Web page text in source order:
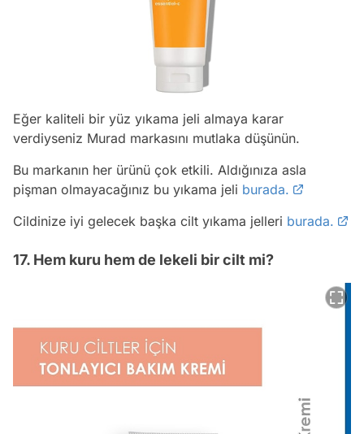
Eğer kaliteli bir yüz yıkama jeli almaya karar
verdiyseniz Murad markasını mutlaka düşünün.
Bu markanın her ürünü çok etkili. Aldığınıza asla
pişman olmayacağınız bu yıkama jeli burada.
Cildinize iyi gelecek başka cilt yıkama jelleri burada.
17. Hem kuru hem de lekeli bir cilt mi?